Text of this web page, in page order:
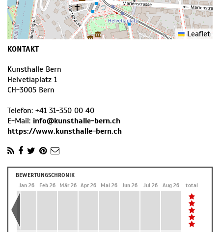
Leaflet
KONTAKT
Kunsthalle Bern
Helvetiaplatz 1
CH-3005 Bern
Telefon: +41 31-350 00 40
E-Mail: info@kunsthalle-bern.ch
https://www.kunsthalle-bern.ch
BEWERTUNGSCHRONIK
Jan 26 Feb 26 Mär 26 Apr 26 Mai 26 Jun 26 Jul 26 Aug 26 total